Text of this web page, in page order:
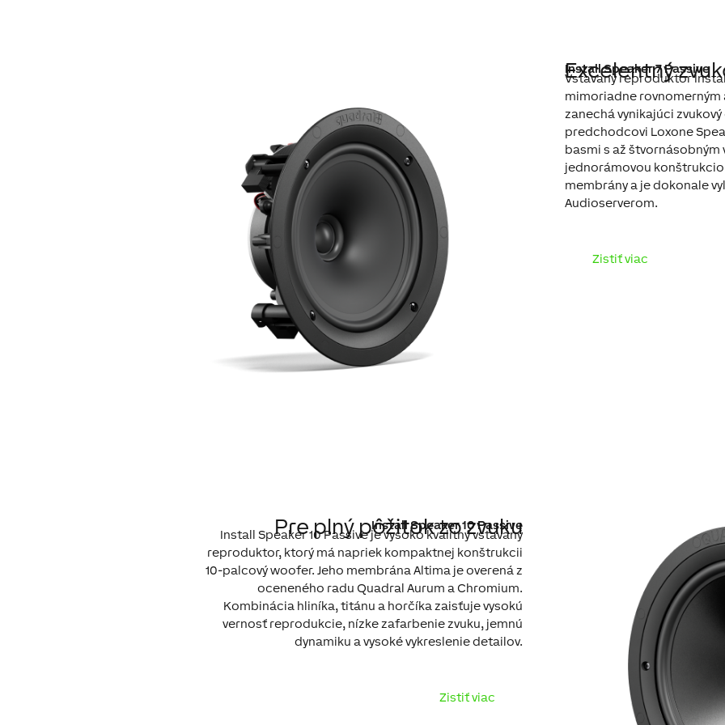
Install Speaker 7 Passive
Excelentný
Vstavaný reproduktor
mimoriadne
zanechá vynikajúci
predchodcovi Loxone
basmi s až štvornásobným
jednorámovou
membrány a je dokonale
Audioserverom.
Zistiť viac
Install Speaker 10 Passive
Pre plný pôžitok zo zvuku
Install Speaker 10 Passive je vysoko kvalitný vstavaný
reproduktor, ktorý má napriek kompaktnej konštrukcii
10-palcový woofer. Jeho membrána Altima je overená z
oceneného radu Quadral Aurum a Chromium.
Kombinácia hliníka, titánu a horčíka zaisťuje vysokú
vernosť reprodukcie, nízke zafarbenie zvuku, jemnú
dynamiku a vysoké vykreslenie detailov.
Zistiť viac